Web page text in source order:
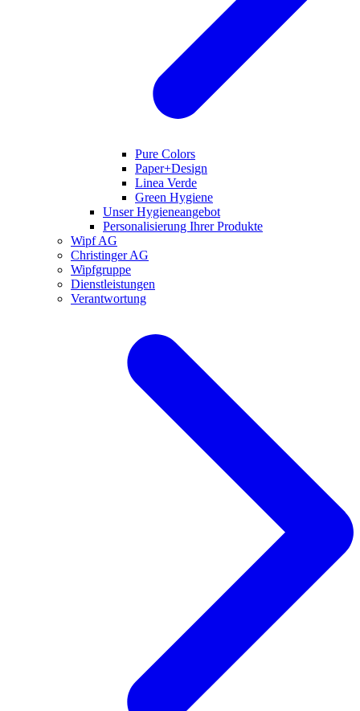
Pure Colors
Paper+Design
Linea Verde
Green Hygiene
Unser Hygieneangebot
Personalisierung Ihrer Produkte
Wipf AG
Christinger AG
Wipfgruppe
Dienstleistungen
Verantwortung